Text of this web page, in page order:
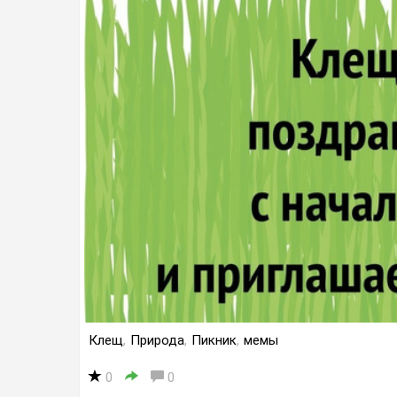
Клещ, Природа, Пикник, мемы
0 0